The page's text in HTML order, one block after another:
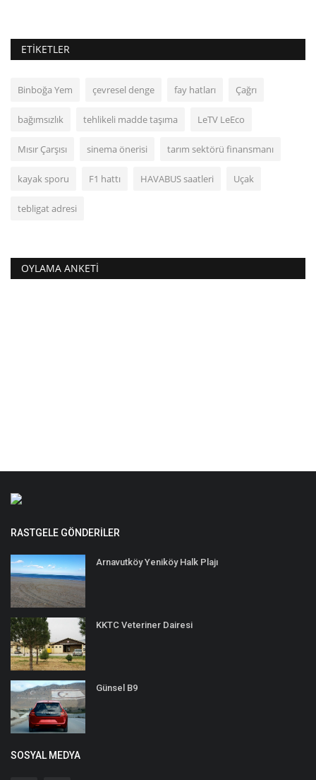
ETIKETLER
Binboğa Yem çevresel denge fay hatları Çağrı
bağımsızlık tehlikeli madde taşıma LeTV LeEco
Mısır Çarşısı sinema önerisi tarım sektörü finansmanı
kayak sporu F1 hattı HAVABUS saatleri Uçak
tebligat adresi
OYLAMA ANKETI
RASTGELE GÖNDERILER
Arnavutköy Yeniköy Halk Plajı
KKTC Veteriner Dairesi
Günsel B9
SOSYAL MEDYA